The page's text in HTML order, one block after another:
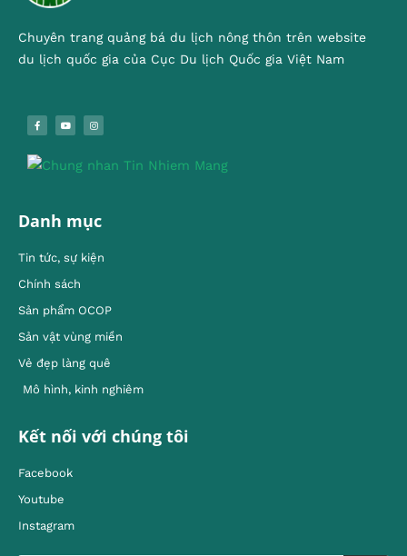
Chuyên trang quảng bá du lịch nông thôn trên website
du lịch quốc gia của Cục Du lịch Quốc gia Việt Nam
Danh mục
Tin tức, sự kiện
Chính sách
Sản phẩm OCOP
Sản vật vùng miền
Vẻ đẹp làng quê
Mô hình, kinh nghiêm
Kết nối với chúng tôi
Facebook
Youtube
Instagram